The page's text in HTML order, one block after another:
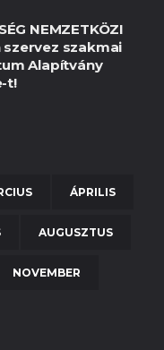
NEMZETKÖZI
szervez szakmai
Alapítvány
t!
ÁPRILIS
AUGUSZTUS
NOVEMBER